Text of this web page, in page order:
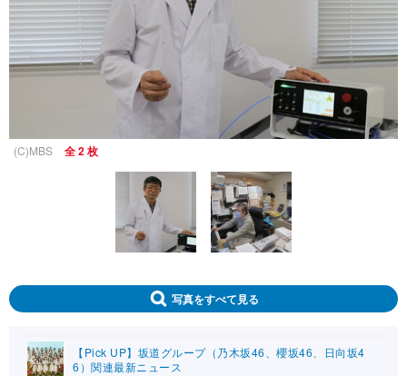
(C)MBS 全 2 枚
写真をすべて見る
【Pick UP】坂道グループ（乃木坂46、櫻坂46、日向坂4
6）関連最新ニュース